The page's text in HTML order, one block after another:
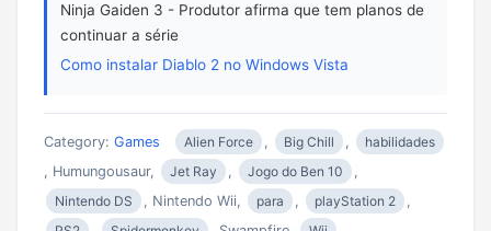
Ninja Gaiden 3 - Produtor afirma que tem planos de
continuar a série
Como instalar Diablo 2 no Windows Vista
Category: Games Alien Force , Big Chill ,
habilidades
, Humungousaur,
Jet Ray , Jogo do Ben 10
,
Nintendo DS
, Nintendo Wii, para , playStation 2
,